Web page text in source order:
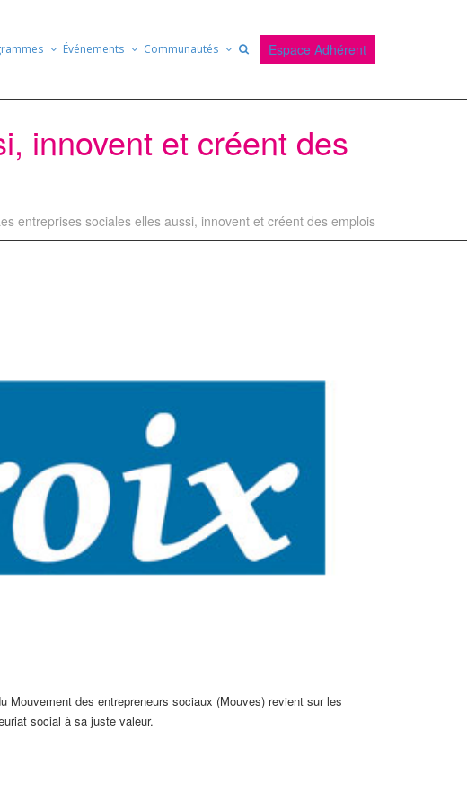
Événements Communautés Espace Adhérent
innovent et créent des
entreprises sociales elles aussi, innovent et créent des emplois
Mouvement des entrepreneurs sociaux (Mouves) revient sur les
social à sa juste valeur.